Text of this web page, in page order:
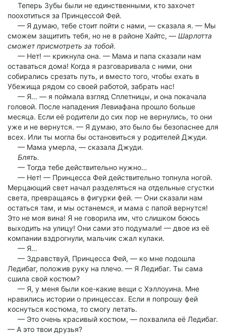
Теперь Зубы были не единственными, кто захочет
поохотиться за Принцессой Фей.
— Я думаю, тебе стоит пойти с нами, — сказала я. — Мы
сможем защитить тебя, но не в районе Хайтс, — Шарлотта
сможет присмотреть за тобой.
— Нет! — крикнула она. — Мама и папа сказали нам
оставаться дома! Когда я разговаривала с ними, они
собирались срезать путь, и вместо того, чтобы ехать в
Убежища рядом со своей работой, забрать нас!
— Я… — я поймала взгляд Сплетницы, и она покачала
головой. После нападения Левиафана прошло больше
месяца. Если её родители до сих пор не вернулись, то они
уже и не вернутся. — Я думаю, это было бы безопаснее для
всех. Или ты могла бы остановиться у родителей Джуди.
— Мама умерла, — сказала Джуди.
Блять.
— Тогда тебе действительно нужно…
— Нет! — Принцесса Фей действительно топнула ногой.
Мерцающий свет начал разделяться на отдельные сгустки
света, превращаясь в фигурки фей. — Они сказали нам
остаться там, и мы останемся, и мама с папой вернутся!
Это не моя вина! Я не говорила им, что слишком боюсь
выходить на улицу! Они сами это подумали! — двое из её
компании вздрогнули, мальчик сжал кулаки.
— Я…
— Здравствуй, Принцесса Фей, — ко мне подошла
Ледибаг, положив руку на плечо. — Я Ледибаг. Ты сама
сшила свой костюм?
— Я, у меня были кое-какие вещи с Хэллоуина. Мне
нравились истории о принцессах. Если я попрошу фей
коснуться костюма, то смогу летать.
— Это очень красивый костюм, — похвалила её Ледибаг.
— А это твои друзья?